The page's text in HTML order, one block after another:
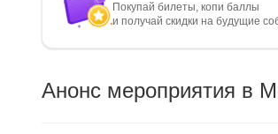
Покупай билеты, копи баллы
и получай скидки на будущие
Анонс мероприятия в